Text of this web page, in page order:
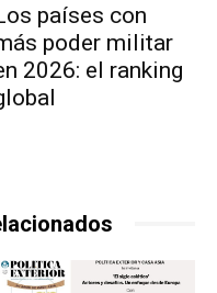
países con
poder militar
2026: el ranking